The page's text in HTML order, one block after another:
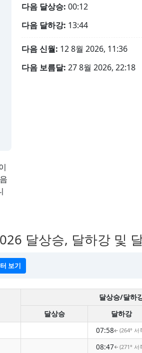
다음 달상승: 00:12
다음 달하강: 13:44
다음 신월: 12 8월 2026, 11:36
다음 보름달: 27 8월 2026, 22:18
달상승, 달하강 및
보기
달상승/달하
달상승
달하강
07:58↑(264° 서
08:47↑(271° 서